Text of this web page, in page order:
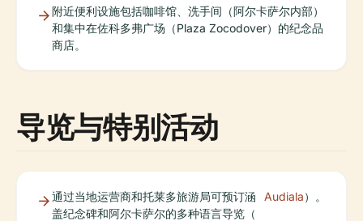
附近便利设施包括咖啡馆、洗手间（阿尔卡萨尔内部）
和集中在佐科多弗广场（Plaza Zocodover）的纪念品
商店。
导览与特别活动
通过当地运营商和托莱多旅游局可预订涵
盖纪念碑和阿尔卡萨尔的多种语言导览（
Audiala）。